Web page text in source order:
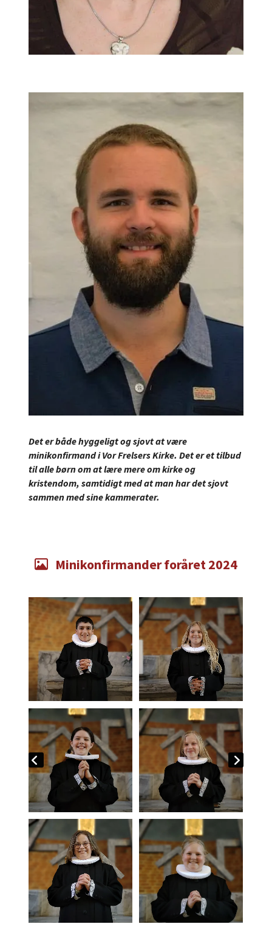
Det er både hyggeligt og sjovt at være
minikonfirmand i Vor Frelsers Kirke. Det er et tilbud
til alle børn om at lære mere om kirke og
kristendom, samtidigt med at man har det sjovt
sammen med sine kammerater.
 Minikonfirmander foråret 2024